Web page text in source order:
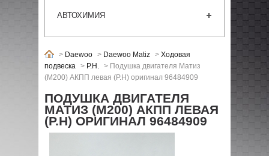
АВТОХИМИЯ
> Daewoo > Daewoo Matiz > Ходовая
подвеска > P.H. > Подушка двигателя Матиз
(М200) АКПП левая (P.H) оригинал 96484909
ПОДУШКА ДВИГАТЕЛЯ
МАТИЗ (М200) АКПП ЛЕВАЯ
(P.H) ОРИГИНАЛ 96484909